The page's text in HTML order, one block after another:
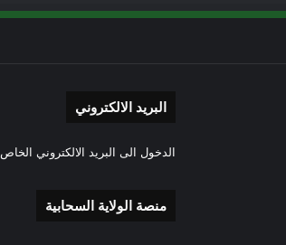
البريد الالكتروني
الدخول الى البريد الالكتروني الخاص
منصة الولاية السحابية